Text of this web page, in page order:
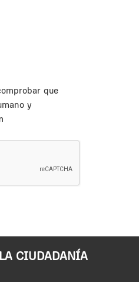
que
y
CIUDADANÍA